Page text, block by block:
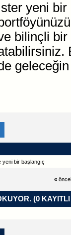
yeni bir
bilinçli bir
geleceğin
yeni bir başlangıç
«
(0